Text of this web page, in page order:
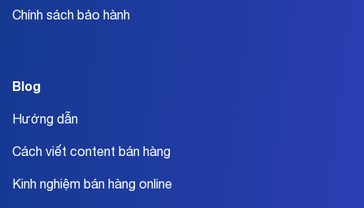
Chính sách bảo hành
Blog
Hướng dẫn
Cách viết content bán hàng
Kinh nghiệm bán hàng online